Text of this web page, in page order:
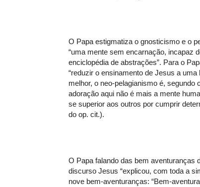
O Papa estigmatiza o gnosticismo e o
“uma mente sem encarnação, incapaz
enciclopédia de abstrações”. Para o
“reduzir o ensinamento de Jesus a
melhor, o neo-pelagianismo é, segundo
adoração aqui não é mais a mente
se superior aos outros por cumprir
do op. cit.).
O Papa falando das bem aventuranças
discurso Jesus “explicou, com toda a
nove bem-aventuranças: “Bem-